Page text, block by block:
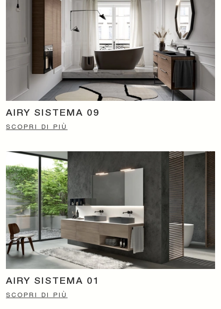
AIRY SISTEMA 09
SCOPRI DI PIÙ
AIRY SISTEMA 01
SCOPRI DI PIÙ